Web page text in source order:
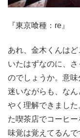
『東京喰種：re』
あれ、金木くんは
いたはずなのに、
のでしょうか。意
迷いながらも、な
やく理解できまし
た喫茶店でコーヒ
味覚は覚えてるん